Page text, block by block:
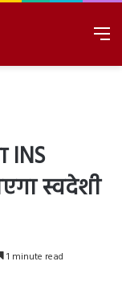
INS
स्वदेशी
1 minute read